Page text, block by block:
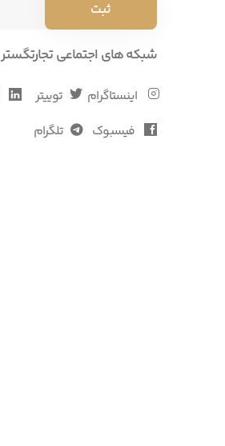
شبکه های اجتماعی تجارتگستر
اینستاگرام توییتر
فیسبوک
تلگرام